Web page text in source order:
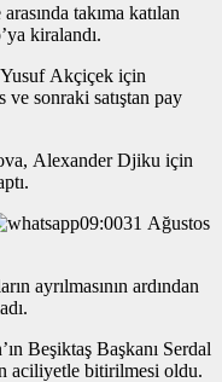
takıma katılan
kiralandı.
Akçiçek için
sonraki satıştan pay
Alexander Djiku için
09:0031 Ağustos
ayrılmasının ardından
Beşiktaş Başkanı Serdal
aciliyetle bitirilmesi oldu.